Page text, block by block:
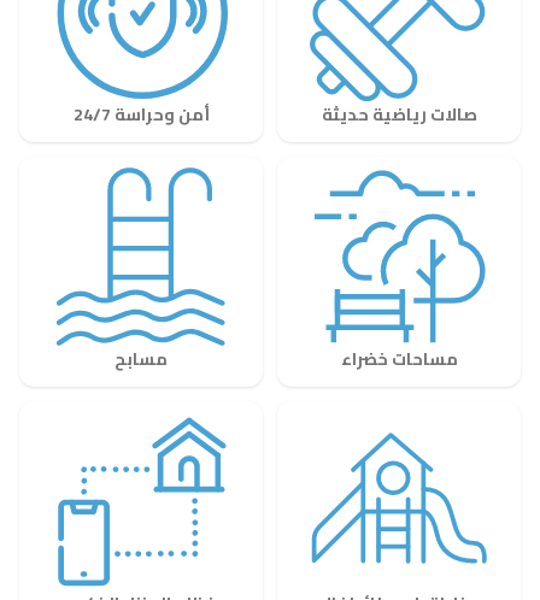
صالات رياضية حديثة أمن وحراسة 24/7
مساحات خضراء مسابح